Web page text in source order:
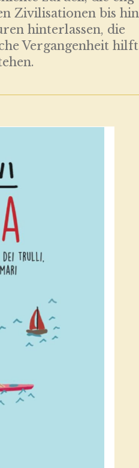
Zivilisationen bis hin
hinterlassen, die
Vergangenheit hilft